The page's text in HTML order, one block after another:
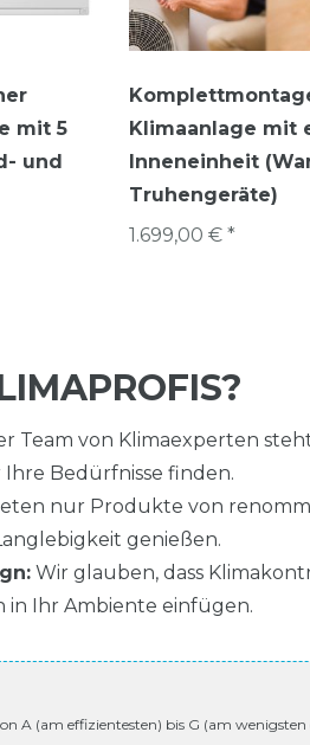
mit 5
und
Klimaanlage mit
Inneneinheit
Truhengeräte)
1.699,00 € *
Team von Klimaexperten
Bedürfnisse finden.
nur Produkte von
genießen.
Wir glauben, dass
in Ihr Ambiente einfügen.
A (am effizientesten) bis G (am